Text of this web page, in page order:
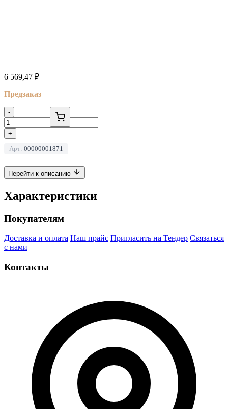
6 569,47 ₽
Предзаказ
-
+
Арт: 00000001871
Перейти к описанию
Характеристики
Покупателям
Доставка и оплата Наш прайс Пригласить на Тендер Связаться
с нами
Контакты